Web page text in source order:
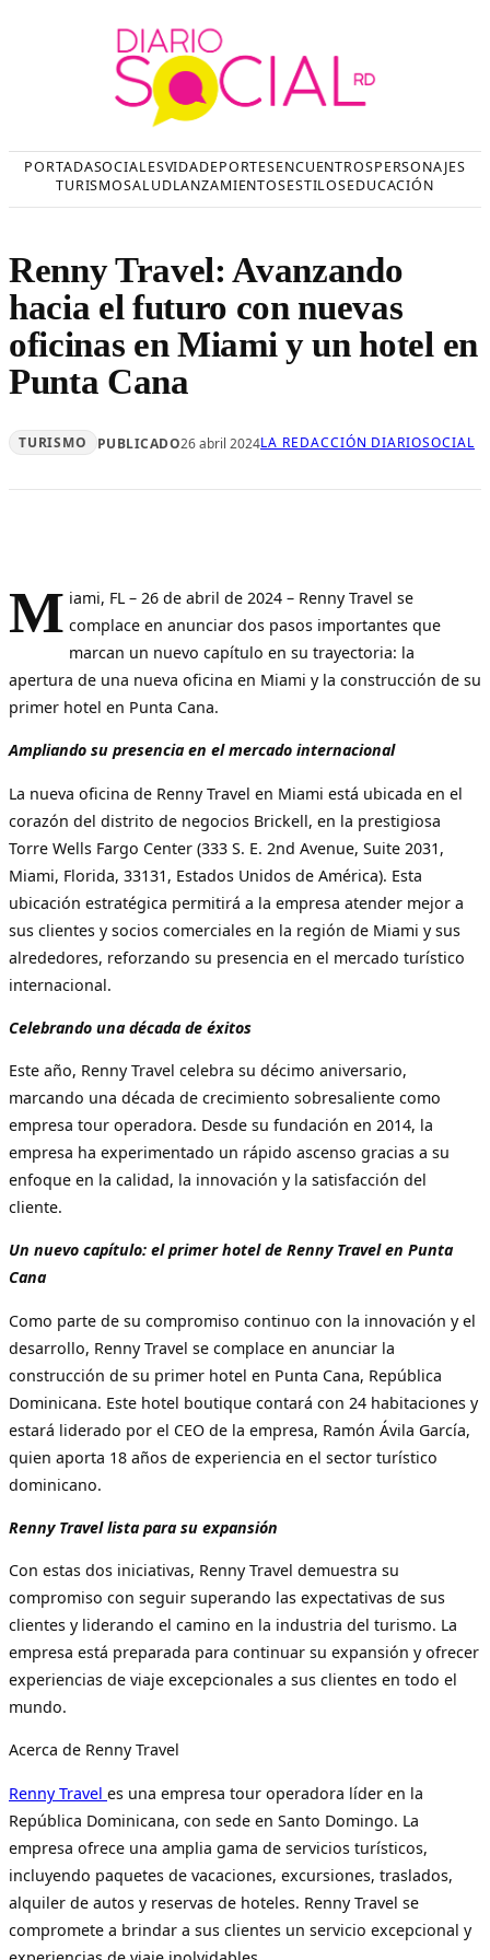
PORTADASOCIALESVIDADEPORTESENCUENTROSPERSONAJES
TURISMOSALUDLANZAMIENTOSESTILOSEDUCACIÓN
Renny Travel: Avanzando
hacia el futuro con nuevas
oficinas en Miami y un hotel en
Punta Cana
TURISMO PUBLICADO26 abril 2024LA REDACCIÓN DIARIOSOCIAL
M iami, FL – 26 de abril de 2024 – Renny Travel se
complace en anunciar dos pasos importantes que
marcan un nuevo capítulo en su trayectoria: la
apertura de una nueva oficina en Miami y la construcción de su
primer hotel en Punta Cana.
Ampliando su presencia en el mercado internacional
La nueva oficina de Renny Travel en Miami está ubicada en el
corazón del distrito de negocios Brickell, en la prestigiosa
Torre Wells Fargo Center (333 S. E. 2nd Avenue, Suite 2031,
Miami, Florida, 33131, Estados Unidos de América). Esta
ubicación estratégica permitirá a la empresa atender mejor a
sus clientes y socios comerciales en la región de Miami y sus
alrededores, reforzando su presencia en el mercado turístico
internacional.
Celebrando una década de éxitos
Este año, Renny Travel celebra su décimo aniversario,
marcando una década de crecimiento sobresaliente como
empresa tour operadora. Desde su fundación en 2014, la
empresa ha experimentado un rápido ascenso gracias a su
enfoque en la calidad, la innovación y la satisfacción del
cliente.
Un nuevo capítulo: el primer hotel de Renny Travel en Punta
Cana
Como parte de su compromiso continuo con la innovación y el
desarrollo, Renny Travel se complace en anunciar la
construcción de su primer hotel en Punta Cana, República
Dominicana. Este hotel boutique contará con 24 habitaciones y
estará liderado por el CEO de la empresa, Ramón Ávila García,
quien aporta 18 años de experiencia en el sector turístico
dominicano.
Renny Travel lista para su expansión
Con estas dos iniciativas, Renny Travel demuestra su
compromiso con seguir superando las expectativas de sus
clientes y liderando el camino en la industria del turismo. La
empresa está preparada para continuar su expansión y ofrecer
experiencias de viaje excepcionales a sus clientes en todo el
mundo.
Acerca de Renny Travel
Renny Travel es una empresa tour operadora líder en la
República Dominicana, con sede en Santo Domingo. La
empresa ofrece una amplia gama de servicios turísticos,
incluyendo paquetes de vacaciones, excursiones, traslados,
alquiler de autos y reservas de hoteles. Renny Travel se
compromete a brindar a sus clientes un servicio excepcional y